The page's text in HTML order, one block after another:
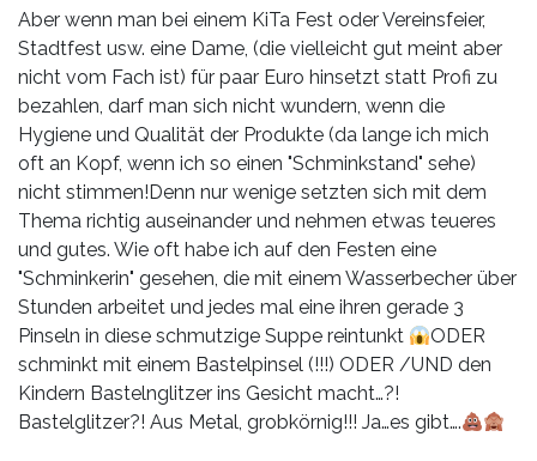
Aber wenn man bei einem KiTa Fest oder Vereinsfeier,
Stadtfest usw. eine Dame, (die vielleicht gut meint aber
nicht vom Fach ist) für paar Euro hinsetzt statt Profi zu
bezahlen, darf man sich nicht wundern, wenn die
Hygiene und Qualität der Produkte (da lange ich mich
oft an Kopf, wenn ich so einen "Schminkstand" sehe)
nicht stimmen!Denn nur wenige setzten sich mit dem
Thema richtig auseinander und nehmen etwas teueres
und gutes. Wie oft habe ich auf den Festen eine
"Schminkerin" gesehen, die mit einem Wasserbecher über
Stunden arbeitet und jedes mal eine ihren gerade 3
Pinseln in diese schmutzige Suppe reintunkt
ODER
schminkt mit einem Bastelpinsel (!!!) ODER /UND den
Kindern Bastelnglitzer ins Gesicht macht…?!
Bastelglitzer?! Aus Metal, grobkörnig!!! Ja…es gibt….